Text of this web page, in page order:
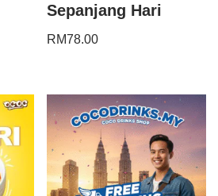
Sepanjang Hari
RM78.00